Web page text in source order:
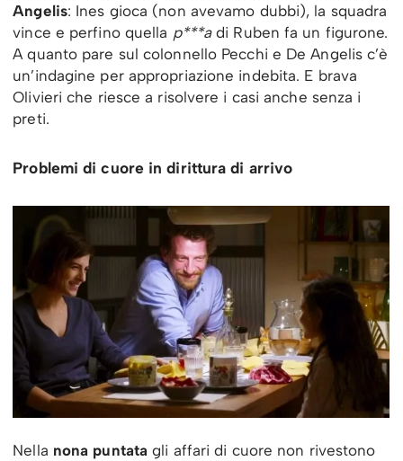
Angelis: Ines gioca (non avevamo dubbi), la squadra
vince e perfino quella p***adi Ruben fa un figurone.
A quanto pare sul colonnello Pecchi e De Angelis c’è
un’indagine per appropriazione indebita. E brava
Olivieri che riesce a risolvere i casi anche senza i
preti.
Problemi di cuore in dirittura di arrivo
Nella nona puntata gli affari di cuore non rivestono